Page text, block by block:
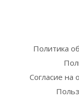
Политика
Согласие на